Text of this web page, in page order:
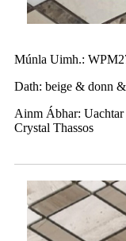
Múnla Uimh.:
Dath: beige & donn
Ainm Ábhar:
Crystal Thassos